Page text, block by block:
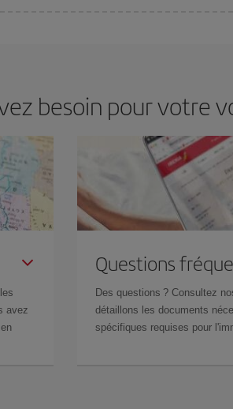
besoin pour votre
avez
Questions
Des questions ? Consultez
détaillons les documents
spécifiques requises pour